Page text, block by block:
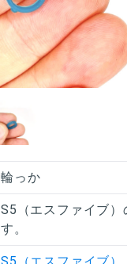
輪っか
S5（エスファイブ）
す。